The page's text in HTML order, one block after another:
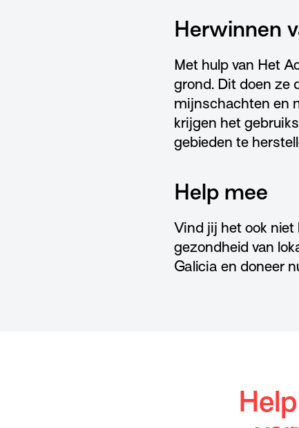
Herwinnen
Met hulp van Het
grond. Dit doen ze
mijnschachten en
krijgen het
gebieden te
Help mee
Vind jij het ook
gezondheid van
Galicia en doneer